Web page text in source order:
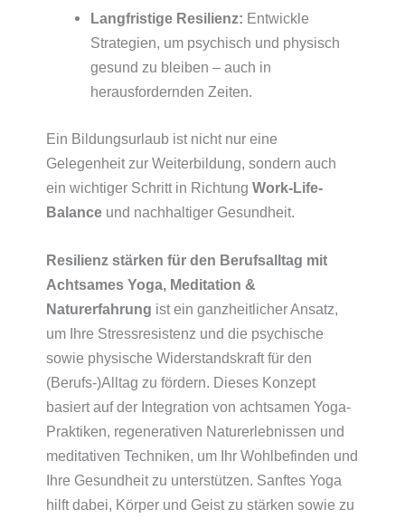
Langfristige Resilienz: Entwickle
Strategien, um psychisch und physisch
gesund zu bleiben – auch in
herausfordernden Zeiten.
Ein Bildungsurlaub ist nicht nur eine
Gelegenheit zur Weiterbildung, sondern auch
ein wichtiger Schritt in Richtung Work-Life-
Balance und nachhaltiger Gesundheit.
Resilienz stärken für den Berufsalltag mit
Achtsames Yoga, Meditation &
Naturerfahrung ist ein ganzheitlicher Ansatz,
um Ihre Stressresistenz und die psychische
sowie physische Widerstandskraft für den
(Berufs-)Alltag zu fördern. Dieses Konzept
basiert auf der Integration von achtsamen Yoga-
Praktiken, regenerativen Naturerlebnissen und
meditativen Techniken, um Ihr Wohlbefinden und
Ihre Gesundheit zu unterstützen. Sanftes Yoga
hilft dabei, Körper und Geist zu stärken sowie zu